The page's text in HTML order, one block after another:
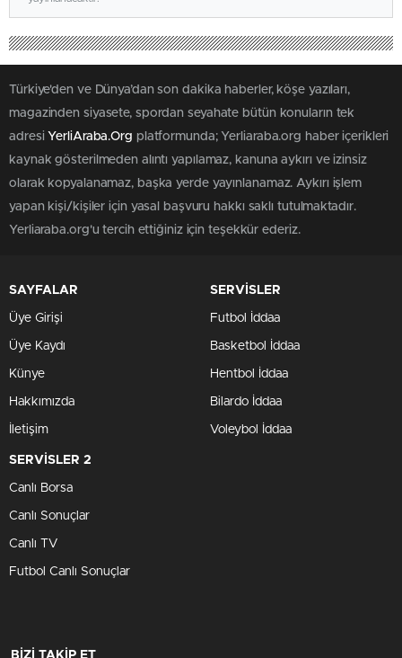
Türkiye'den ve Dünya’dan son dakika haberler, köşe yazıları,
magazinden siyasete, spordan seyahate bütün konuların tek
adresi YerliAraba.Org platformunda; Yerliaraba.org haber içerikleri
kaynak gösterilmeden alıntı yapılamaz, kanuna aykırı ve izinsiz
olarak kopyalanamaz, başka yerde yayınlanamaz. Aykırı işlem
yapan kişi/kişiler için yasal başvuru hakkı saklı tutulmaktadır.
Yerliaraba.org'u tercih ettiğiniz için teşekkür ederiz.
SAYFALAR
Üye Girişi
Üye Kaydı
Künye
Hakkımızda
İletişim
SERVİSLER
Futbol İddaa
Basketbol İddaa
Hentbol İddaa
Bilardo İddaa
Voleybol İddaa
SERVİSLER 2
Canlı Borsa
Canlı Sonuçlar
Canlı TV
Futbol Canlı Sonuçlar
BİZİ TAKİP ET